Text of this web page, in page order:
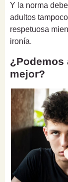
Y la norma
adultos
respetuosa
ironía.
mejor?